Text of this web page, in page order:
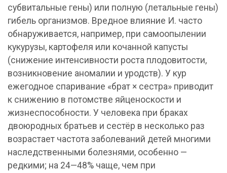
субвитальные гены) или полную (летальные гены)
гибель организмов. Вредное влияние И. часто
обнаруживается, например, при самоопылении
кукурузы, картофеля или кочанной капусты
(снижение интенсивности роста плодовитости,
возникновение аномалии и уродств). У кур
ежегодное спаривание «брат × сестра» приводит
к снижению в потомстве яйценоскости и
жизнеспособности. У человека при браках
двоюродных братьев и сестёр в несколько раз
возрастает частота заболеваний детей многими
наследственными болезнями, особенно —
редкими; на 24—48% чаще, чем при